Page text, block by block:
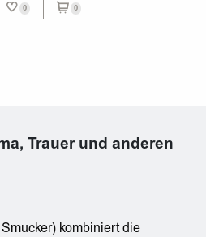
0 0
Trauer und anderen
kombiniert die